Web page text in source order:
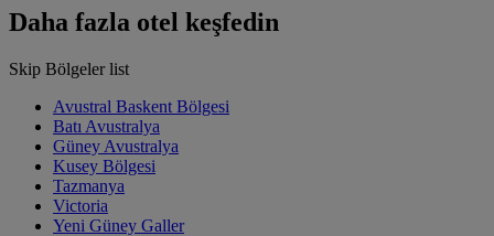
Daha fazla otel keşfedin
Skip Bölgeler list
Avustral Baskent Bölgesi
Batı Avustralya
Güney Avustralya
Kusey Bölgesi
Tazmanya
Victoria
Yeni Güney Galler